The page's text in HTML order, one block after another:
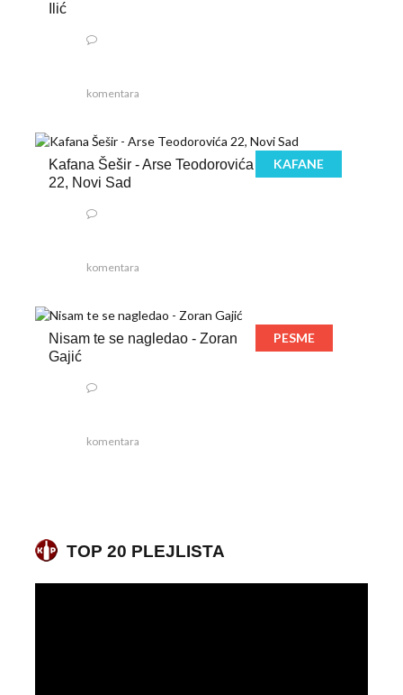
Ilić
komentara
Kafana Šešir - Arse Teodorovića
22, Novi Sad
KAFANE
komentara
Nisam te se nagledao - Zoran
Gajić
PESME
komentara
TOP 20 PLEJLISTA